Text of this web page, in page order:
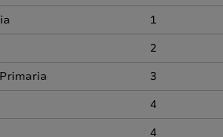
1
2
3
4
4